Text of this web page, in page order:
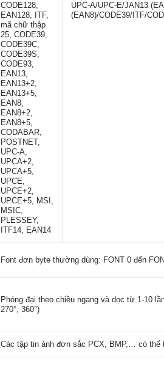
CODE128,
EAN128, ITF,
mã chữ thập
25, CODE39,
CODE39C,
CODE39S,
CODE93,
EAN13,
EAN13+2,
EAN13+5,
EAN8,
EAN8+2,
EAN8+5,
CODABAR,
POSTNET,
UPC-A,
UPCA+2,
UPCA+5,
UPCE,
UPCE+2,
UPCE+5, MSI,
MSIC,
PLESSEY,
ITF14, EAN14
UPC-A/UPC-E/JAN13
(EAN8)/CODE39/ITF/
Font đơn byte thường dùng: FONT 0 đến
Phóng đại theo chiều ngang và dọc từ 1-10
270°, 360°)
Các tập tin ảnh đơn sắc PCX, BMP,… có thể